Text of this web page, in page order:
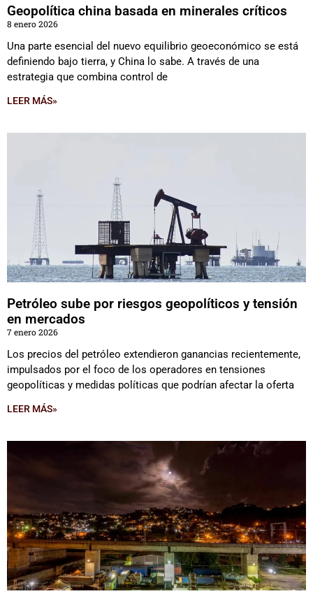
Geopolítica china basada en minerales críticos
8 enero 2026
Una parte esencial del nuevo equilibrio geoeconómico se está
definiendo bajo tierra, y China lo sabe. A través de una
estrategia que combina control de
LEER MÁS»
Petróleo sube por riesgos geopolíticos y tensión
en mercados
7 enero 2026
Los precios del petróleo extendieron ganancias recientemente,
impulsados por el foco de los operadores en tensiones
geopolíticas y medidas políticas que podrían afectar la oferta
LEER MÁS»